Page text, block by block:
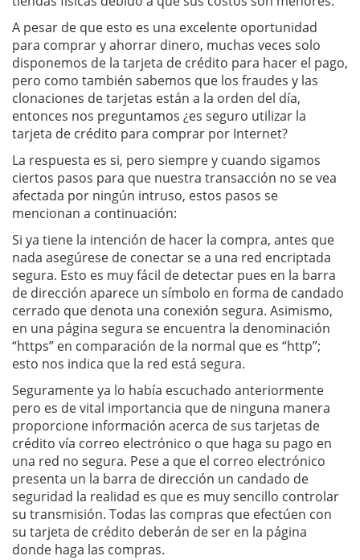
A pesar de que esto es una excelente oportunidad
para comprar y ahorrar dinero, muchas veces solo
disponemos de la tarjeta de crédito para hacer el pago,
pero como también sabemos que los fraudes y las
clonaciones de tarjetas están a la orden del día,
entonces nos preguntamos ¿es seguro utilizar la
tarjeta de crédito para comprar por Internet?
La respuesta es si, pero siempre y cuando sigamos
ciertos pasos para que nuestra transacción no se vea
afectada por ningún intruso, estos pasos se
mencionan a continuación:
Si ya tiene la intención de hacer la compra, antes que
nada asegúrese de conectar se a una red encriptada
segura. Esto es muy fácil de detectar pues en la barra
de dirección aparece un símbolo en forma de candado
cerrado que denota una conexión segura. Asimismo,
en una página segura se encuentra la denominación
“https” en comparación de la normal que es “http”;
esto nos indica que la red está segura.
Seguramente ya lo había escuchado anteriormente
pero es de vital importancia que de ninguna manera
proporcione información acerca de sus tarjetas de
crédito vía correo electrónico o que haga su pago en
una red no segura. Pese a que el correo electrónico
presenta un la barra de dirección un candado de
seguridad la realidad es que es muy sencillo controlar
su transmisión. Todas las compras que efectúen con
su tarjeta de crédito deberán de ser en la página
donde haga las compras.